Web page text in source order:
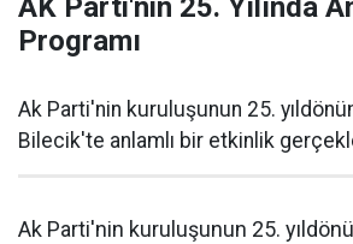
AK Parti'nin 25. Yılında
Programı
Ak Parti'nin kuruluşunun 25.
Bilecik'te anlamlı bir etkinlik
Ak Parti'nin kuruluşunun 25.